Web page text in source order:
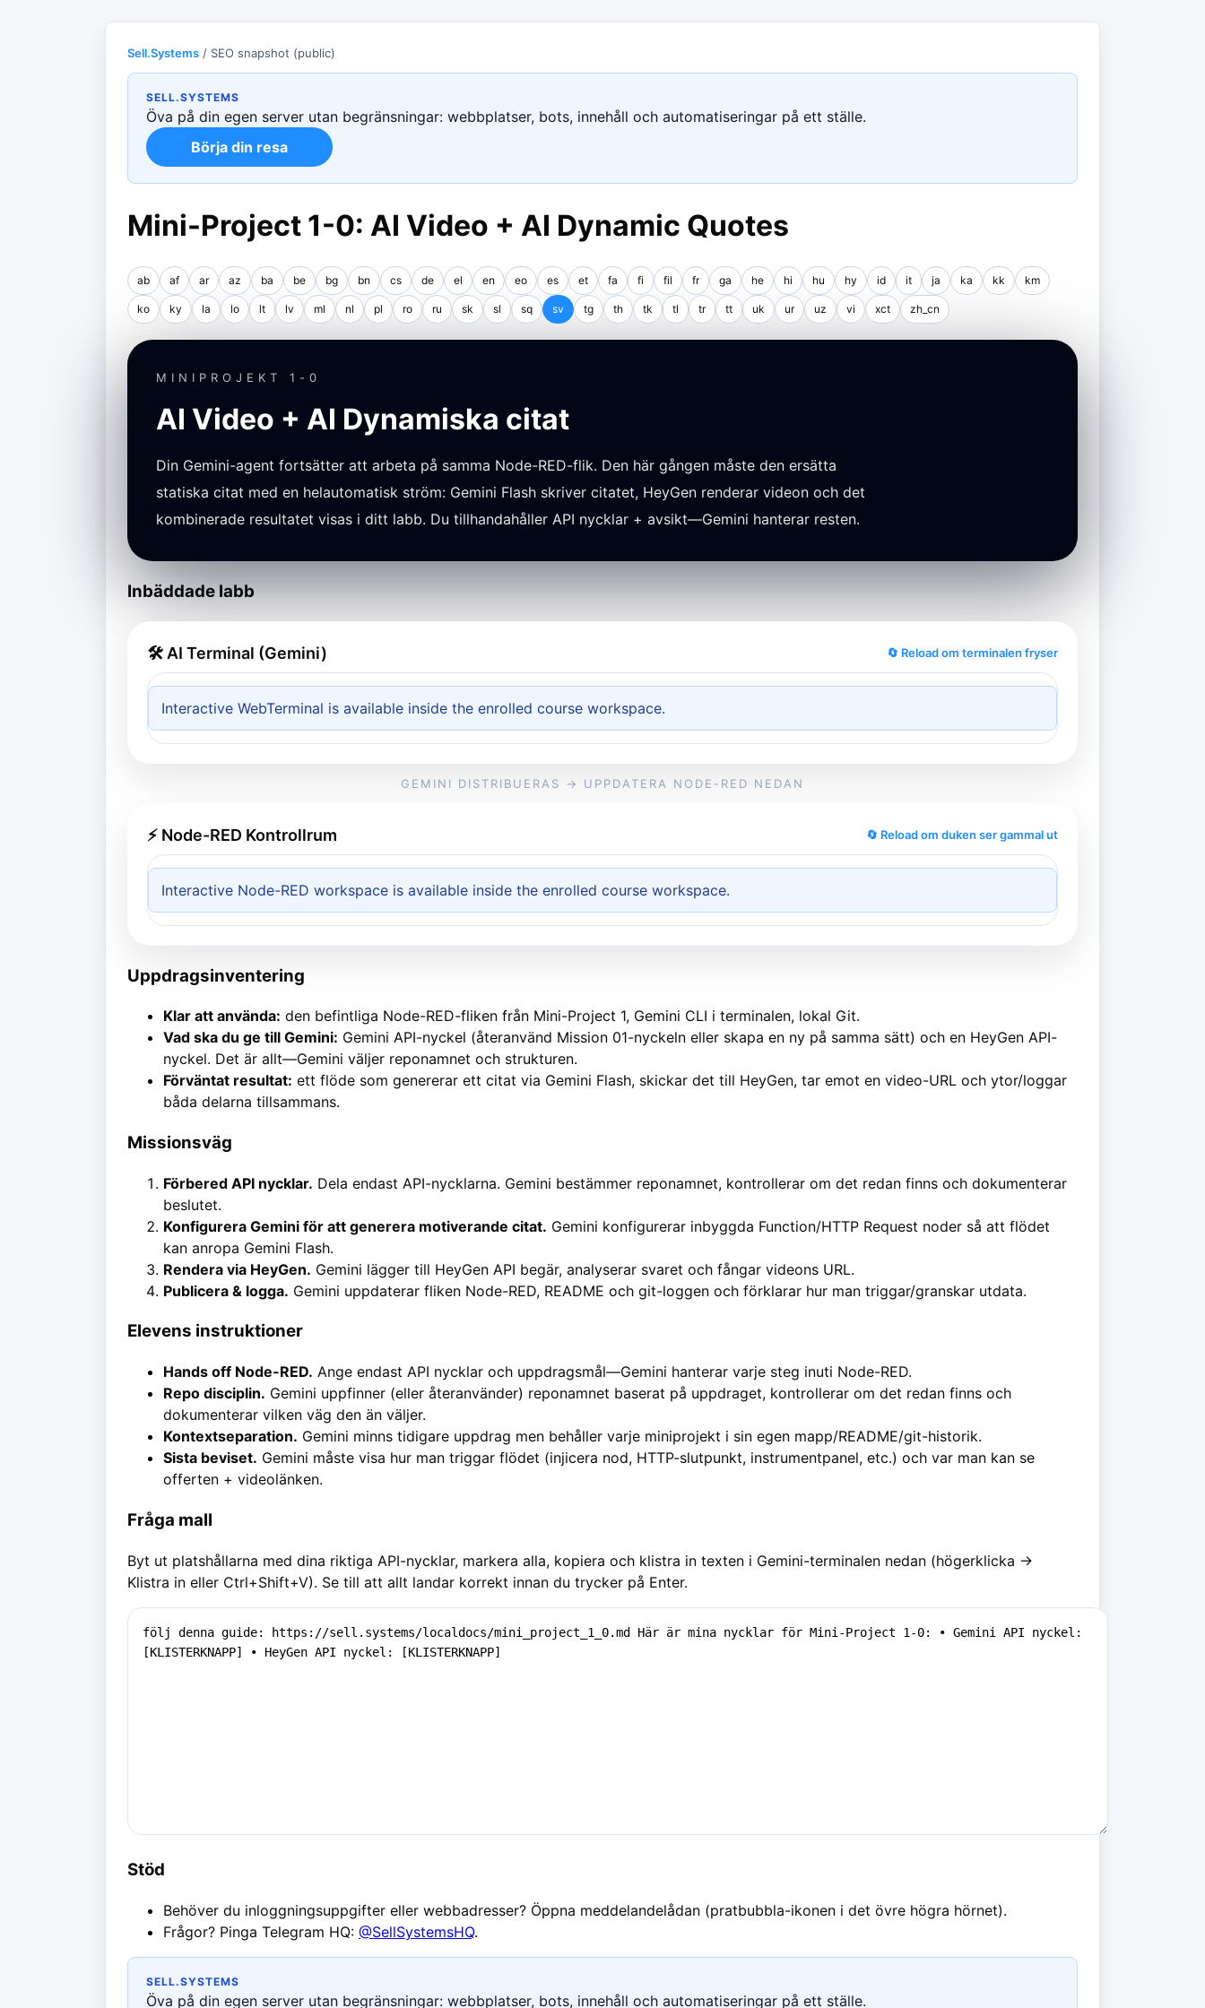
Sell.Systems / SEO snapshot (public)
SELL.SYSTEMS
Öva på din egen server utan begränsningar: webbplatser, bots, innehåll och automatiseringar på ett ställe.
Börja din resa
Mini-Project 1-0: AI Video + AI Dynamic Quotes
ab af ar az ba be bg bn cs de el en eo es et fa fi fil fr ga he hi hu hy id it ja ka kk km
ko ky la lo lt lv ml nl pl ro ru sk sl sq sv tg th tk tl tr tt uk ur uz vi xct zh_cn
MINIPROJEKT 1-0
AI Video + AI Dynamiska citat
Din Gemini-agent fortsätter att arbeta på samma Node-RED-flik. Den här gången måste den ersätta
statiska citat med en helautomatisk ström: Gemini Flash skriver citatet, HeyGen renderar videon och det
kombinerade resultatet visas i ditt labb. Du tillhandahåller API nycklar + avsikt—Gemini hanterar resten.
Inbäddade labb
🛠 AI Terminal (Gemini) 🔄 Reload om terminalen fryser
Interactive WebTerminal is available inside the enrolled course workspace.
GEMINI DISTRIBUERAS → UPPDATERA NODE-RED NEDAN
⚡ Node-RED Kontrollrum 🔄 Reload om duken ser gammal ut
Interactive Node-RED workspace is available inside the enrolled course workspace.
Uppdragsinventering
Klar att använda: den befintliga Node-RED-fliken från Mini-Project 1, Gemini CLI i terminalen, lokal Git.
Vad ska du ge till Gemini: Gemini API-nyckel (återanvänd Mission 01-nyckeln eller skapa en ny på samma sätt) och en HeyGen API-
nyckel. Det är allt—Gemini väljer reponamnet och strukturen.
Förväntat resultat: ett flöde som genererar ett citat via Gemini Flash, skickar det till HeyGen, tar emot en video-URL och ytor/loggar
båda delarna tillsammans.
Missionsväg
Förbered API nycklar. Dela endast API-nycklarna. Gemini bestämmer reponamnet, kontrollerar om det redan finns och dokumenterar
beslutet.
Konfigurera Gemini för att generera motiverande citat. Gemini konfigurerar inbyggda Function/HTTP Request noder så att flödet
kan anropa Gemini Flash.
Rendera via HeyGen. Gemini lägger till HeyGen API begär, analyserar svaret och fångar videons URL.
Publicera & logga. Gemini uppdaterar fliken Node-RED, README och git-loggen och förklarar hur man triggar/granskar utdata.
Elevens instruktioner
Hands off Node-RED. Ange endast API nycklar och uppdragsmål—Gemini hanterar varje steg inuti Node-RED.
Repo disciplin. Gemini uppfinner (eller återanvänder) reponamnet baserat på uppdraget, kontrollerar om det redan finns och
dokumenterar vilken väg den än väljer.
Kontextseparation. Gemini minns tidigare uppdrag men behåller varje miniprojekt i sin egen mapp/README/git-historik.
Sista beviset. Gemini måste visa hur man triggar flödet (injicera nod, HTTP-slutpunkt, instrumentpanel, etc.) och var man kan se
offerten + videolänken.
Fråga mall
Byt ut platshållarna med dina riktiga API-nycklar, markera alla, kopiera och klistra in texten i Gemini-terminalen nedan (högerklicka ->
Klistra in eller Ctrl+Shift+V). Se till att allt landar korrekt innan du trycker på Enter.
Stöd
Behöver du inloggningsuppgifter eller webbadresser? Öppna meddelandelådan (pratbubbla-ikonen i det övre högra hörnet).
Frågor? Pinga Telegram HQ: @SellSystemsHQ.
SELL.SYSTEMS
Öva på din egen server utan begränsningar: webbplatser, bots, innehåll och automatiseringar på ett ställe.